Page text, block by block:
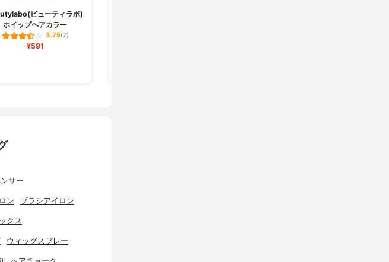
ビューティラボ)
ホイップヘアカラー
3.75(7)
¥591
サー
ン ブラシアイロン
クス
ウィッグスプレー